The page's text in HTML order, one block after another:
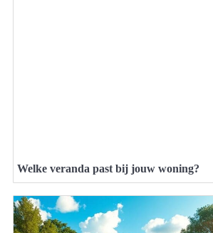
Welke veranda past bij jouw woning?